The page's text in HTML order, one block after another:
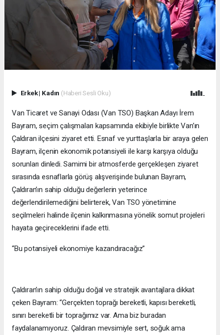
Erkek| Kadın (Haberi Sesli Oku)
Van Ticaret ve Sanayi Odası (Van TSO) Başkan Adayı İrem
Bayram, seçim çalışmaları kapsamında ekibiyle birlikte Van’ın
Çaldıran ilçesini ziyaret etti. Esnaf ve yurttaşlarla bir araya gelen
Bayram, ilçenin ekonomik potansiyeli ile karşı karşıya olduğu
sorunları dinledi. Samimi bir atmosferde gerçekleşen ziyaret
sırasında esnaflarla görüş alışverişinde bulunan Bayram,
Çaldıran’ın sahip olduğu değerlerin yeterince
değerlendirilemediğini belirterek, Van TSO yönetimine
seçilmeleri halinde ilçenin kalkınmasına yönelik somut projeleri
hayata geçireceklerini ifade etti.
“Bu potansiyeli ekonomiye kazandıracağız”
Çaldıran’ın sahip olduğu doğal ve stratejik avantajlara dikkat
çeken Bayram: “Gerçekten toprağı bereketli, kapısı bereketli,
sınırı bereketli bir toprağımız var. Ama biz buradan
faydalanamıyoruz. Çaldıran mevsimiyle sert, soğuk ama